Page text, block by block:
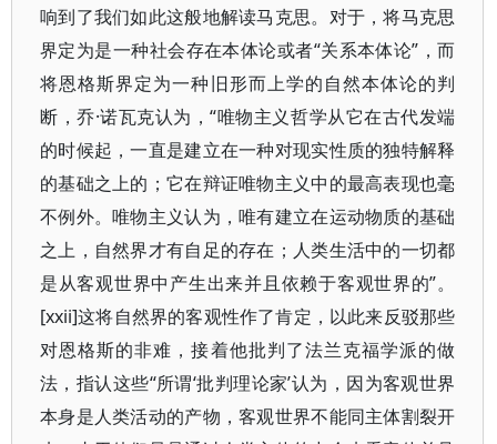
响到了我们如此这般地解读马克思。对于，将马克思
界定为是一种社会存在本体论或者“关系本体论”，而
将恩格斯界定为一种旧形而上学的自然本体论的判
断，乔·诺瓦克认为，“唯物主义哲学从它在古代发端
的时候起，一直是建立在一种对现实性质的独特解释
的基础之上的；它在辩证唯物主义中的最高表现也毫
不例外。唯物主义认为，唯有建立在运动物质的基础
之上，自然界才有自足的存在；人类生活中的一切都
是从客观世界中产生出来并且依赖于客观世界的”。
[xxii]这将自然界的客观性作了肯定，以此来反驳那些
对恩格斯的非难，接着他批判了法兰克福学派的做
法，指认这些“所谓‘批判理论家’认为，因为客观世界
本身是人类活动的产物，客观世界不能同主体割裂开